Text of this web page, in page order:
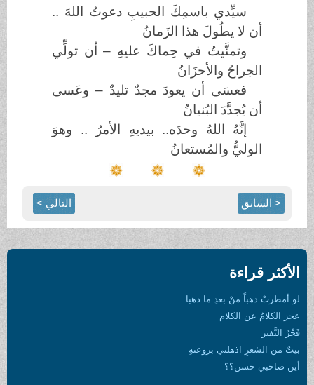
سيِّدي باسمِكَ الحبيبِ دعوتُ اللهَ ..
أن لا يطُولَ هذا الزَمانُ
وتمنَّيتُ في حِماكَ عليهِ – أن تولِّي
الجراحُ والأحزَانُ
فعسَى أن يعودَ مجدٌ تليدٌ – وعَسى
أن يُجدَّدَ البُنيانُ
إنَّهُ اللهُ وحدَه.. بيديهِ الأمرُ .. وهوَ
الوليُّ والمُستعانُ
< السابق التالي >
الأكثر قراءة
لو أمطرتْ ذهباً منْ بعدِ ما ذهبا
عجز الكلامُ عن الكلام
فَجْرُ النَّفير
بيتٌ من الشعرِ اذهلني بروعتهِ
أين صاحبي حسن؟؟